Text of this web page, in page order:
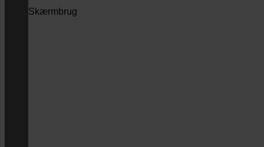
Skærmbrug